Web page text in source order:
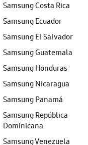
Samsung Costa Rica
Samsung Ecuador
Samsung El Salvador
Samsung Guatemala
Samsung Honduras
Samsung Nicaragua
Samsung Panamá
Samsung República
Dominicana
Samsung Venezuela